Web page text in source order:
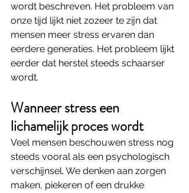
wordt beschreven. Het probleem van
onze tijd lijkt niet zozeer te zijn dat
mensen meer stress ervaren dan
eerdere generaties. Het probleem lijkt
eerder dat herstel steeds schaarser
wordt.
Wanneer stress een
lichamelijk proces wordt
Veel mensen beschouwen stress nog
steeds vooral als een psychologisch
verschijnsel. We denken aan zorgen
maken, piekeren of een drukke